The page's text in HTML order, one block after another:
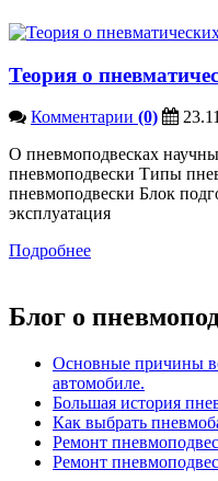
Теория о
Комментарии (0)
О пневмоподвесках
пневмоподвески Типы
пневмоподвески Блок
эксплуатация
Подробнее
Блог о
Основные причины
автомобиле.
Большая история
Как выбрать
Ремонт
Ремонт